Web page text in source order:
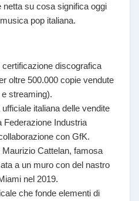
su cosa significa oggi
pop italiana.
certificazione discografica
oltre 500.000 copie vendute
streaming).
italiana delle vendite
Federazione Industria
con GfK.
Maurizio Cattelan, famosa
a un muro con del nastro
nel 2019.
che fonde elementi di